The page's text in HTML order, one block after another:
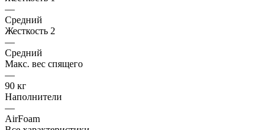
—
Средний
Жесткость 2
—
Средний
Макс. вес спящего
—
90 кг
Наполнители
—
AirFoam